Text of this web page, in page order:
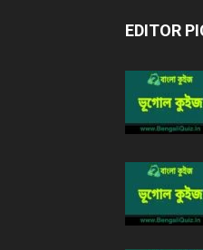
EDITOR